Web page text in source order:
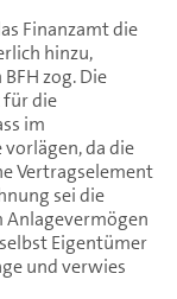
Finanzamt die
hinzu,
zog. Die
für die
im
da die
Vertragselement
sei die
Anlagevermögen
Eigentümer
und verwies